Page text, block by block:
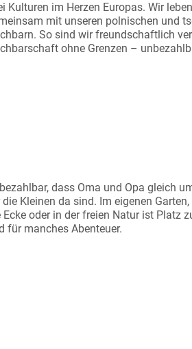
Kulturen im Herzen Europas. Wir
mit unseren polnischen und
So sind wir freundschaftlich
ohne Grenzen –
dass Oma und Opa gleich
Kleinen da sind. Im eigenen
Ecke oder in der freien Natur ist Platz
für manches Abenteuer.